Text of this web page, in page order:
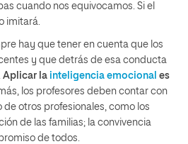
cuando nos equivocamos. Si el
imitará.
hay que tener en cuenta que los
y que detrás de esa conducta
Aplicar la inteligencia emocional es
los profesores deben contar con
de otros profesionales, como los
de las familias; la convivencia
de todos.